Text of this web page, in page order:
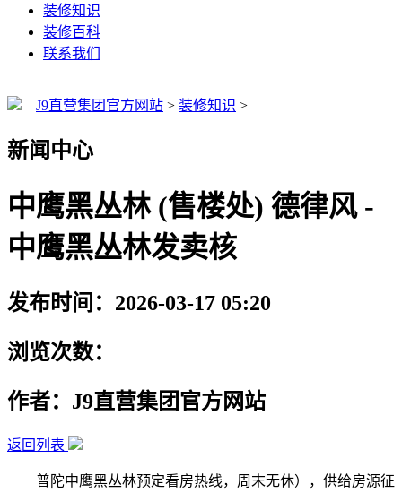
装修知识
装修百科
联系我们
J9直营集团官方网站 > 装修知识 >
新闻中心
中鹰黑丛林 (售楼处) 德律风 -
中鹰黑丛林发卖核
发布时间：2026-03-17 05:20
浏览次数：
作者：J9直营集团官方网站
返回列表
普陀中鹰黑丛林预定看房热线，周末无休），供给房源征